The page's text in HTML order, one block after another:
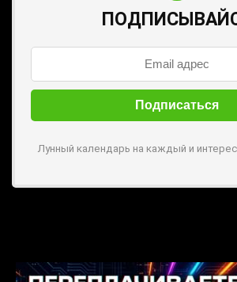
Лунный календарь на каждый и